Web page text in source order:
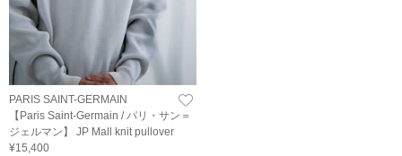
PARIS SAINT-GERMAIN
【Paris Saint-Germain / パリ・サン＝
ジェルマン】 JP Mall knit pullover
¥15,400